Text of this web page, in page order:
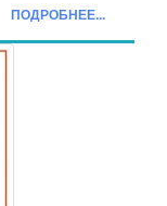
ПОДРОБНЕЕ...